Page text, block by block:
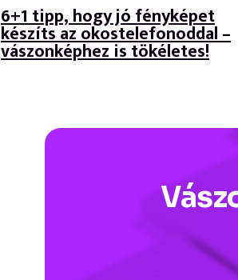
6+1 tipp, hogy jó fényképet
készíts az okostelefonoddal –
vászonképhez is tökéletes!